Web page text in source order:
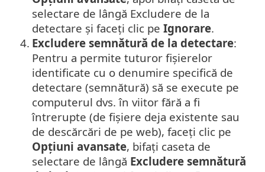
selectare de lângă Excludere de la
detectare și faceți clic pe Ignorare.
4. Excludere semnătură de la detectare:
Pentru a permite tuturor fișierelor
identificate cu o denumire specifică de
detectare (semnătură) să se execute pe
computerul dvs. în viitor fără a fi
întrerupte (de fișiere deja existente sau
de descărcări de pe web), faceți clic pe
Opțiuni avansate, bifați caseta de
selectare de lângă Excludere semnătură